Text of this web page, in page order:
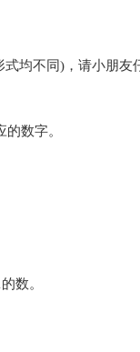
均不同)，请小朋友
数字。
数。